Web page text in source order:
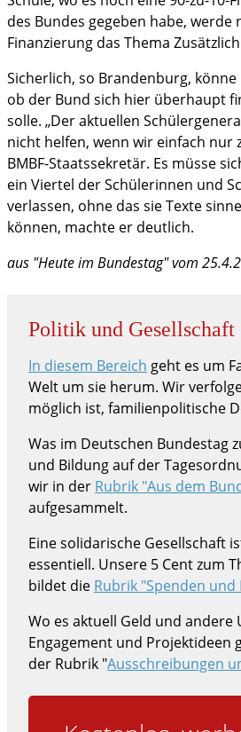
des Bundes gegeben habe, werde
Finanzierung das Thema
Sicherlich, so Brandenburg,
ob der Bund sich hier überhaupt
solle. „Der aktuellen
nicht helfen, wenn wir einfach nur
BMBF-Staatssekretär. Es müsse
ein Viertel der Schülerinnen und
verlassen, ohne das sie Texte
können, machte er deutlich.
aus "Heute im Bundestag" vom
Politik und Gesellschaft
In diesem Bereich geht es um
Welt um sie herum. Wir
möglich ist, familienpolitische
Was im Deutschen Bundestag
und Bildung auf der
wir in der Rubrik "Aus dem
aufgesammelt.
Eine solidarische Gesellschaft
essentiell. Unsere 5 Cent zum
bildet die Rubrik "Spenden und
Wo es aktuell Geld und
Engagement und Projektideen
der Rubrik "Ausschreibungen